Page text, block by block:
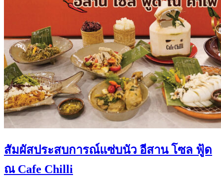
สัมผัสประสบการณ์แซ่บนัว อีสาน โซล ฟู้ด
ณ Cafe Chilli